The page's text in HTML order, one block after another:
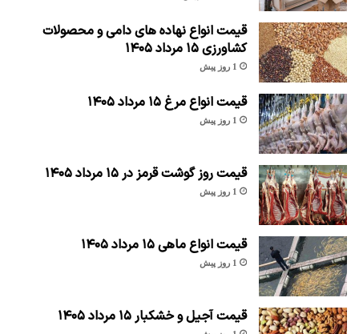
قیمت انواع نهاده های دامی و محصولات
کشاورزی ۱۵ مرداد ۱۴۰۵
1 روز پیش
قیمت انواع مرغ ۱۵ مرداد ۱۴۰۵
1 روز پیش
قیمت روز گوشت قرمز در ۱۵ مرداد ۱۴۰۵
1 روز پیش
قیمت انواع ماهی ۱۵ مرداد ۱۴۰۵
1 روز پیش
قیمت آجیل و خشکبار ۱۵ مرداد ۱۴۰۵